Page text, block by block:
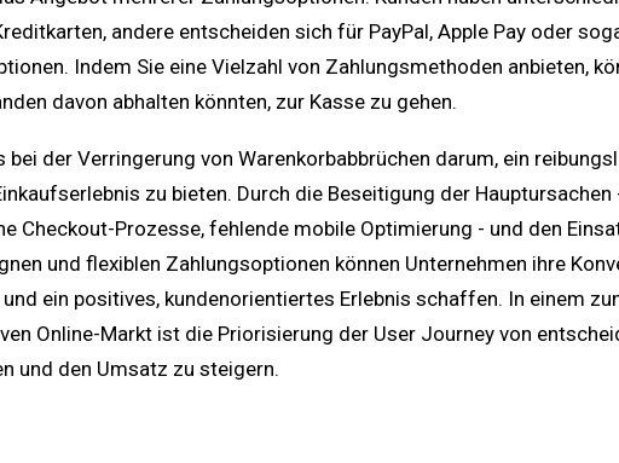
andere entscheiden sich für PayPal, Apple Pay oder
Indem Sie eine Vielzahl von Zahlungsmethoden anbieten,
davon abhalten könnten, zur Kasse zu gehen.
der Verringerung von Warenkorbabbrüchen darum, ein
zu bieten. Durch die Beseitigung der
Checkout-Prozesse, fehlende mobile Optimierung - und den
und flexiblen Zahlungsoptionen können Unternehmen ihre
ein positives, kundenorientiertes Erlebnis schaffen. In einem
Online-Markt ist die Priorisierung der User Journey von
und den Umsatz zu steigern.